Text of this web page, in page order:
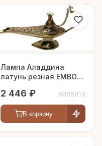
Лампа Аладдина
латунь резная EMBOSE
2 446 ₽ 8005913
В корзину